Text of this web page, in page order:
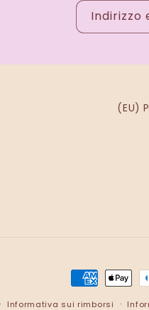
Indirizzo
(EU)
Metodi
di
Informativa sui rimborsi